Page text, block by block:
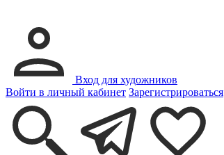
Вход для художников
Войти в личный кабинет Зарегистрироваться